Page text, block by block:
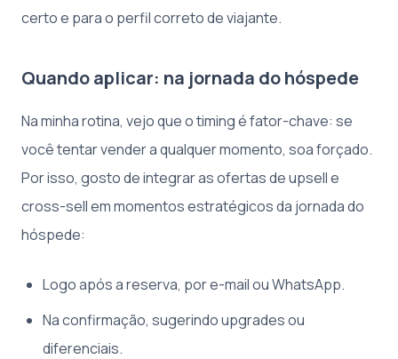
certo e para o perfil correto de viajante.
Quando aplicar: na jornada do hóspede
Na minha rotina, vejo que o timing é fator-chave: se
você tentar vender a qualquer momento, soa forçado.
Por isso, gosto de integrar as ofertas de upsell e
cross-sell em momentos estratégicos da jornada do
hóspede:
Logo após a reserva, por e-mail ou WhatsApp.
Na confirmação, sugerindo upgrades ou
diferenciais.